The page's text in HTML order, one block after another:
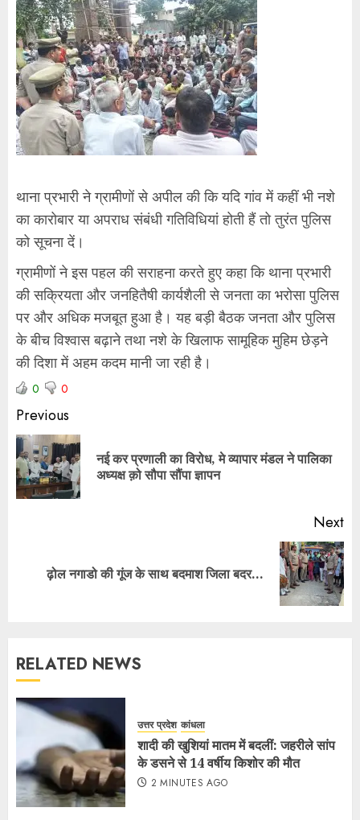
थाना प्रभारी ने ग्रामीणों से अपील की कि यदि गांव में कहीं भी नशे
का कारोबार या अपराध संबंधी गतिविधियां होती हैं तो तुरंत पुलिस
को सूचना दें।
ग्रामीणों ने इस पहल की सराहना करते हुए कहा कि थाना प्रभारी
की सक्रियता और जनहितैषी कार्यशैली से जनता का भरोसा पुलिस
पर और अधिक मजबूत हुआ है। यह बड़ी बैठक जनता और पुलिस
के बीच विश्वास बढ़ाने तथा नशे के खिलाफ सामूहिक मुहिम छेड़ने
की दिशा में अहम कदम मानी जा रही है।
0 0
Previous
नई कर प्रणाली का विरोध, मे व्यापार मंडल ने पालिका
अध्यक्ष क़ो सौपा सौंपा ज्ञापन
Next
ढ़ोल नगाडो की गूंज के साथ बदमाश जिला बदर…
RELATED NEWS
उत्तर प्रदेश कांधला
शादी की खुशियां मातम में बदलीं: जहरीले सांप
के डसने से 14 वर्षीय किशोर की मौत
2 MINUTES AGO